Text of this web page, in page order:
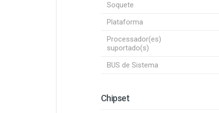
Soquete
Plataforma
Processador(es)
suportado(s)
BUS de Sistema
Chipset